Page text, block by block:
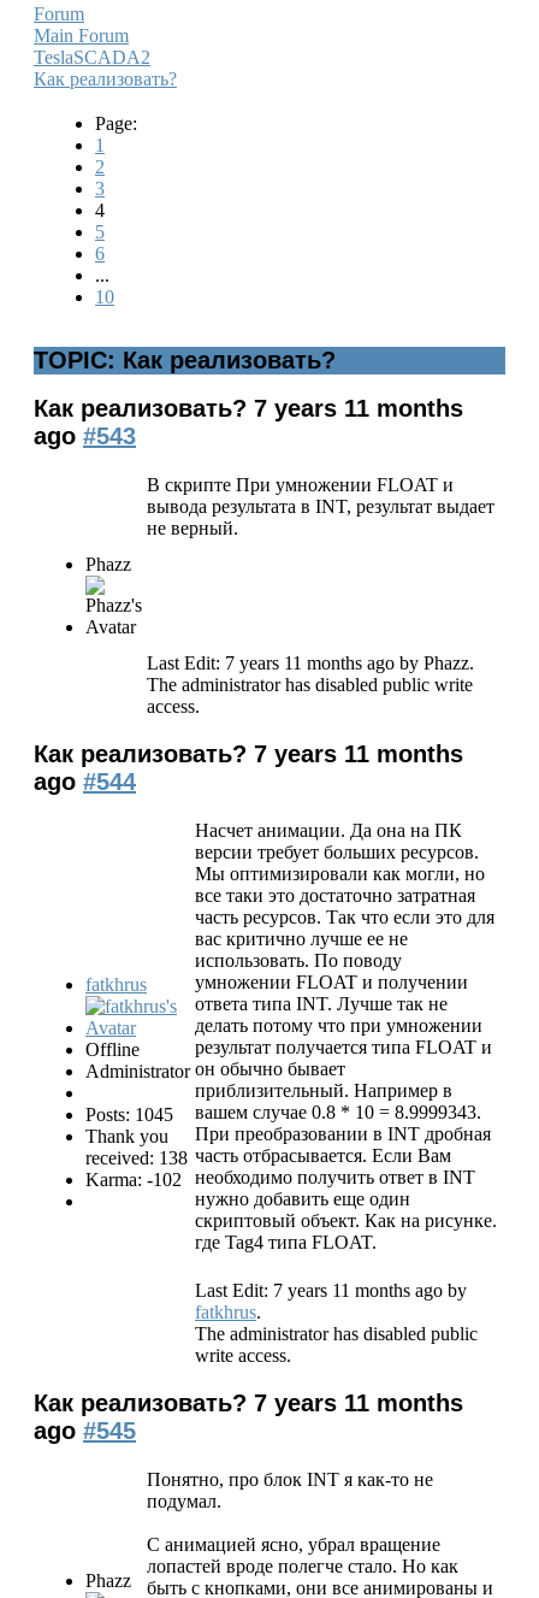
Forum
Main Forum
TeslaSCADA2
Как реализовать?
Page:
1
2
3
4
5
6
...
10
TOPIC: Как реализовать?
Как реализовать? 7 years 11 months
ago #543
Phazz
В скрипте При умножении FLOAT и
вывода результата в INT, результат выдает
не верный.
Last Edit: 7 years 11 months ago by Phazz.
The administrator has disabled public write
access.
Как реализовать? 7 years 11 months
ago #544
fatkhrus
Offline
Administrator
Posts: 1045
Thank you
received: 138
Karma: -102
Насчет анимации. Да она на ПК
версии требует больших ресурсов.
Мы оптимизировали как могли, но
все таки это достаточно затратная
часть ресурсов. Так что если это для
вас критично лучше ее не
использовать. По поводу
умножении FLOAT и получении
ответа типа INT. Лучше так не
делать потому что при умножении
результат получается типа FLOAT и
он обычно бывает
приблизительный. Например в
вашем случае 0.8 * 10 = 8.9999343.
При преобразовании в INT дробная
часть отбрасывается. Если Вам
необходимо получить ответ в INT
нужно добавить еще один
скриптовый объект. Как на рисунке.
где Tag4 типа FLOAT.
Last Edit: 7 years 11 months ago by
fatkhrus.
The administrator has disabled public
write access.
Как реализовать? 7 years 11 months
ago #545
Phazz
Понятно, про блок INT я как-то не
подумал.
С анимацией ясно, убрал вращение
лопастей вроде полегче стало. Но как
быть с кнопками, они все анимированы и